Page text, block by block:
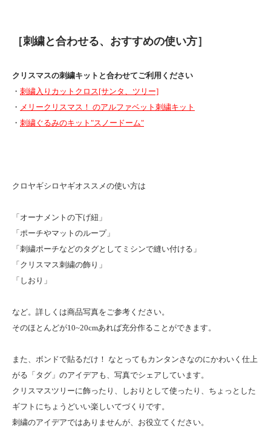
［刺繍と合わせる、おすすめの使い方］
クリスマスの刺繍キットと合わせてご利用ください
・ 刺繍入りカットクロス[サンタ、ツリー]
・ メリークリスマス！ のアルファベット刺繍キット
・ 刺繍ぐるみのキット"スノードーム"
クロヤギシロヤギオススメの使い方は
「オーナメントの下げ紐」
「ポーチやマットのループ」
「刺繍ポーチなどのタグとしてミシンで縫い付ける」
「クリスマス刺繍の飾り」
「しおり」
など。詳しくは商品写真をご参考ください。
そのほとんどが10~20cmあれば充分作ることができます。
また、ボンドで貼るだけ！ なとってもカンタンさなのにかわいく仕上
がる「タグ」のアイデアも、写真でシェアしています。
クリスマスツリーに飾ったり、しおりとして使ったり、ちょっとした
ギフトにちょうどいい楽しいてづくりです。
刺繍のアイデアではありませんが、お役立てください。